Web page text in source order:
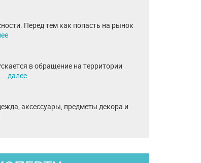
Перед тем как попасть на рынок
в обращение на территории
далее
аксессуары, предметы декора и